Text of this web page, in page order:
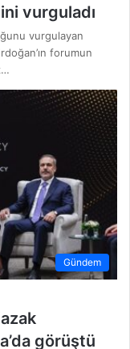
vurguladı
vurgulayan
forumun
Gündem
görüştü